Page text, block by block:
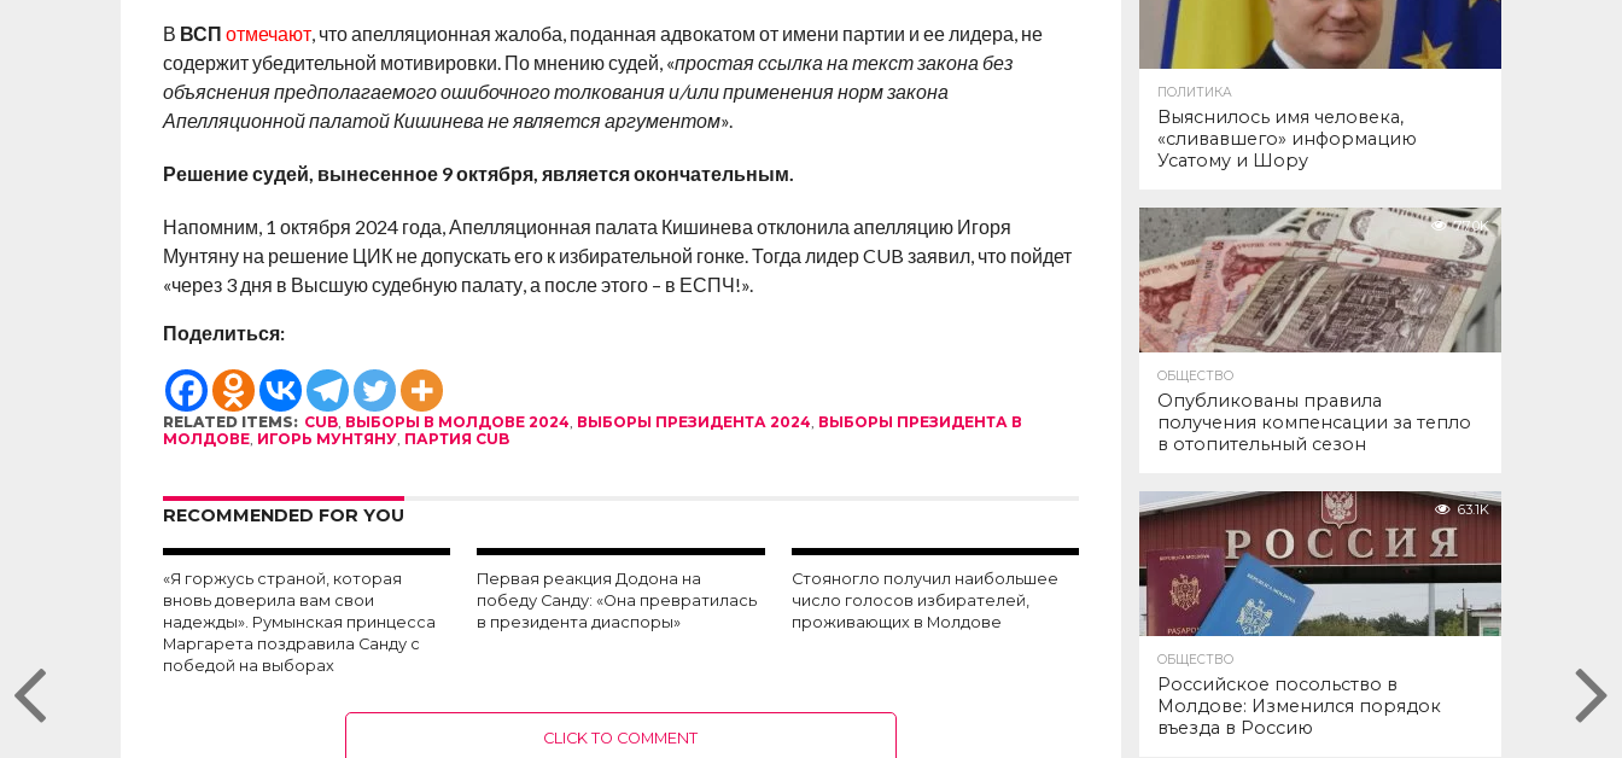
В ВСП отмечают, что апелляционная жалоба, поданная адвокатом от имени партии и ее лидера, не
содержит убедительной мотивировки. По мнению судей, «простая ссылка на текст закона без
объяснения предполагаемого ошибочного толкования и/или применения норм закона
Апелляционной палатой Кишинева не является аргументом».
Решение судей, вынесенное 9 октября, является окончательным.
Напомним, 1 октября 2024 года, Апелляционная палата Кишинева отклонила апелляцию Игоря
Мунтяну на решение ЦИК не допускать его к избирательной гонке. Тогда лидер CUB заявил, что пойдет
«через 3 дня в Высшую судебную палату, а после этого – в ЕСПЧ!».
Поделиться:
RELATED ITEMS: CUB, ВЫБОРЫ В МОЛДОВЕ 2024 ВЫБОРЫ ПРЕЗИДЕНТА 2024 ВЫБОРЫ ПРЕЗИДЕНТА В
МОЛДОВЕ, ИГОРЬ МУНТЯНУ, ПАРТИЯ CUB
RECOMMENDED FOR YOU
«Я горжусь страной, которая
вновь доверила вам свои
надежды». Румынская принцесса
Маргарета поздравила Санду с
победой на выборах
Первая реакция Додона на
победу Санду: «Она превратилась
в президента диаспоры»
Стояногло получил наибольшее
число голосов избирателей,
проживающих в Молдове
CLICK TO COMMENT
ПОЛИТИКА
Выяснилось имя человека,
«сливавшего» информацию
Усатому и Шору
77.0K
ОБЩЕСТВО
Опубликованы правила
получения компенсации за тепло
в отопительный сезон
63.1K
ОБЩЕСТВО
Российское посольство в
Молдове: Изменился порядок
въезда в Россию